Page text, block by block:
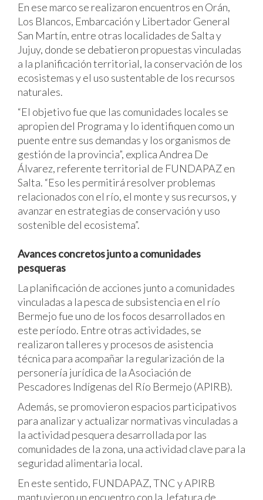
En ese marco se realizaron encuentros en Orán,
Los Blancos, Embarcación y Libertador General
San Martín, entre otras localidades de Salta y
Jujuy, donde se debatieron propuestas vinculadas
a la planificación territorial, la conservación de los
ecosistemas y el uso sustentable de los recursos
naturales.
“El objetivo fue que las comunidades locales se
apropien del Programa y lo identifiquen como un
puente entre sus demandas y los organismos de
gestión de la provincia”, explica Andrea De
Álvarez, referente territorial de FUNDAPAZ en
Salta. “Eso les permitirá resolver problemas
relacionados con el río, el monte y sus recursos, y
avanzar en estrategias de conservación y uso
sostenible del ecosistema”.
Avances concretos junto a comunidades
pesqueras
La planificación de acciones junto a comunidades
vinculadas a la pesca de subsistencia en el río
Bermejo fue uno de los focos desarrollados en
este período. Entre otras actividades, se
realizaron talleres y procesos de asistencia
técnica para acompañar la regularización de la
personería jurídica de la Asociación de
Pescadores Indígenas del Río Bermejo (APIRB).
Además, se promovieron espacios participativos
para analizar y actualizar normativas vinculadas a
la actividad pesquera desarrollada por las
comunidades de la zona, una actividad clave para la
seguridad alimentaria local.
En este sentido, FUNDAPAZ, TNC y APIRB
mantuvieron un encuentro con la Jefatura de